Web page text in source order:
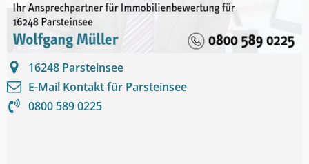
16248 Parsteinsee
E-Mail Kontakt für Parsteinsee
0800 589 0225